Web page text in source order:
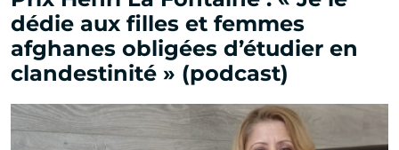
dédie aux filles et femmes
afghanes obligées d’étudier en
clandestinité » (podcast)